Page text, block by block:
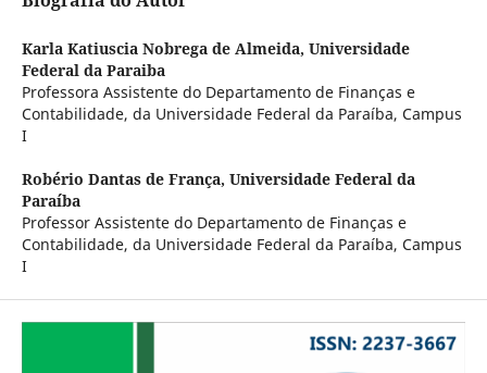
Karla Katiuscia Nobrega de Almeida, Universidade
Federal da Paraiba
Professora Assistente do Departamento de Finanças e
Contabilidade, da Universidade Federal da Paraíba, Campus
I
Robério Dantas de França, Universidade Federal da
Paraíba
Professor Assistente do Departamento de Finanças e
Contabilidade, da Universidade Federal da Paraíba, Campus
I